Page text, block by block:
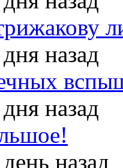
назад
назад
назад